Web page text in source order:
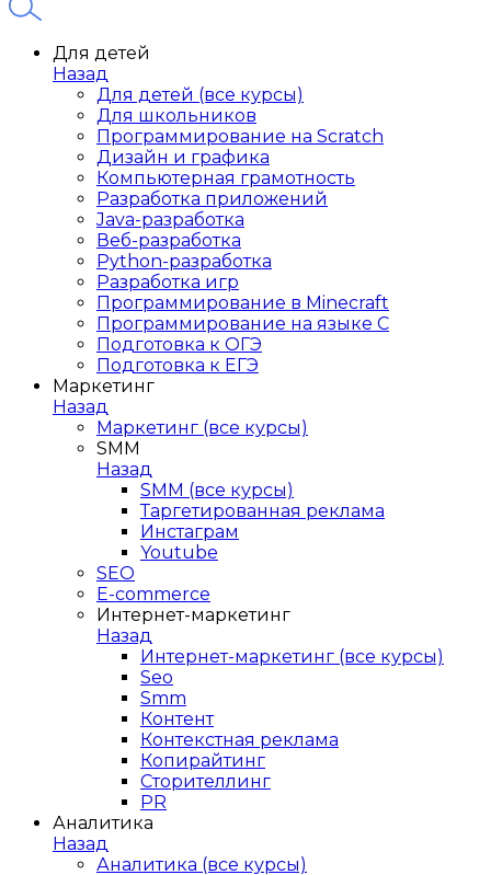
Для детей
Назад
Для детей (все курсы)
Для школьников
Программирование на Scratch
Дизайн и графика
Компьютерная грамотность
Разработка приложений
Java-разработка
Веб-разработка
Python-разработка
Разработка игр
Программирование в Minecraft
Программирование на языке C
Подготовка к ОГЭ
Подготовка к ЕГЭ
Маркетинг
Назад
Маркетинг (все курсы)
SMM
Назад
SMM (все курсы)
Таргетированная реклама
Инстаграм
Youtube
SEO
E-сommerce
Интернет-маркетинг
Назад
Интернет-маркетинг (все курсы)
Seo
Smm
Контент
Контекстная реклама
Копирайтинг
Сторителлинг
PR
Аналитика
Назад
Аналитика (все курсы)